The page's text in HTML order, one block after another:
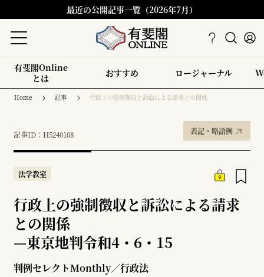
最近の公開記事一覧（2026年7月）
有斐閣Online
とは
おすすめ ロージャーナル
Home 記事 行政上の強制徴収と訴訟による請求との関係
記事ID：H5240108 表記・略語例
法学教室
行政上の強制徴収と訴訟による請求
との関係
—東京地判令和4・6・15
判例セレクトMonthly／行政法